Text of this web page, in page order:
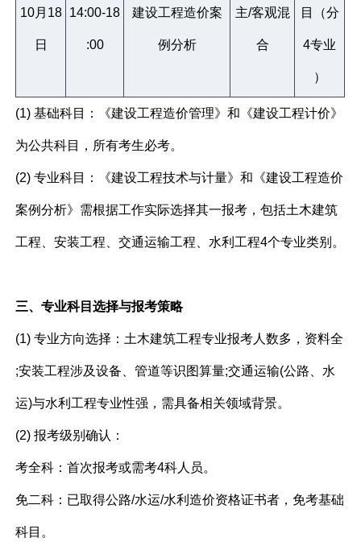
10月18
日
14:00-18
:00
建设工程造价案
例分析
主/客观混
合
目（分
4专业
）
(1) 基础科目：《建设工程造价管理》和《建设工程计价》
为公共科目，所有考生必考。
(2) 专业科目：《建设工程技术与计量》和《建设工程造价
案例分析》需根据工作实际选择其一报考，包括土木建筑
工程、安装工程、交通运输工程、水利工程4个专业类别。
三、专业科目选择与报考策略
(1) 专业方向选择：土木建筑工程专业报考人数多，资料全
;安装工程涉及设备、管道等识图算量;交通运输(公路、水
运)与水利工程专业性强，需具备相关领域背景。
(2) 报考级别确认：
考全科：首次报考或需考4科人员。
免二科：已取得公路/水运/水利造价资格证书者，免考基础
科目。